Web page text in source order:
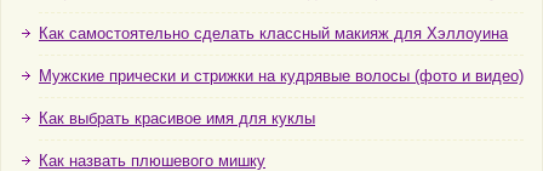
Как самостоятельно сделать классный макияж для Хэллоуина
Мужские прически и стрижки на кудрявые волосы (фото и видео)
Как выбрать красивое имя для куклы
Как назвать плюшевого мишку